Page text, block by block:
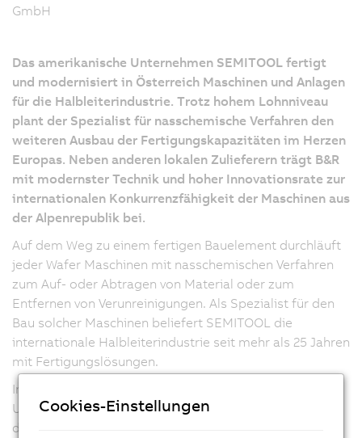
GmbH
Das amerikanische Unternehmen SEMITOOL fertigt
und modernisiert in Österreich Maschinen und Anlagen
für die Halbleiterindustrie. Trotz hohem Lohnniveau
plant der Spezialist für nasschemische Verfahren den
weiteren Ausbau der Fertigungskapazitäten im Herzen
Europas. Neben anderen lokalen Zulieferern trägt B&R
mit modernster Technik und hoher Innovationsrate zur
internationalen Konkurrenzfähigkeit der Maschinen aus
der Alpenrepublik bei.
Auf dem Weg zu einem fertigen Bauelement durchläuft
jeder Wafer Maschinen mit nasschemischen Verfahren
zum Auf- oder Abtragen von Material oder zum
Entfernen von Verunreinigungen. Als Spezialist für den
Bau solcher Maschinen beliefert SEMITOOL die
internationale Halbleiterindustrie seit mehr als 25 Jahren
mit Fertigungslösungen.
In der Salzburger Niederlassung konzentriert sich das
Unternehmen auf die Endmontage sowie das Testen
der Maschinen und Anlagen. Flexibilität sowie höchste
Cookies-Einstellungen